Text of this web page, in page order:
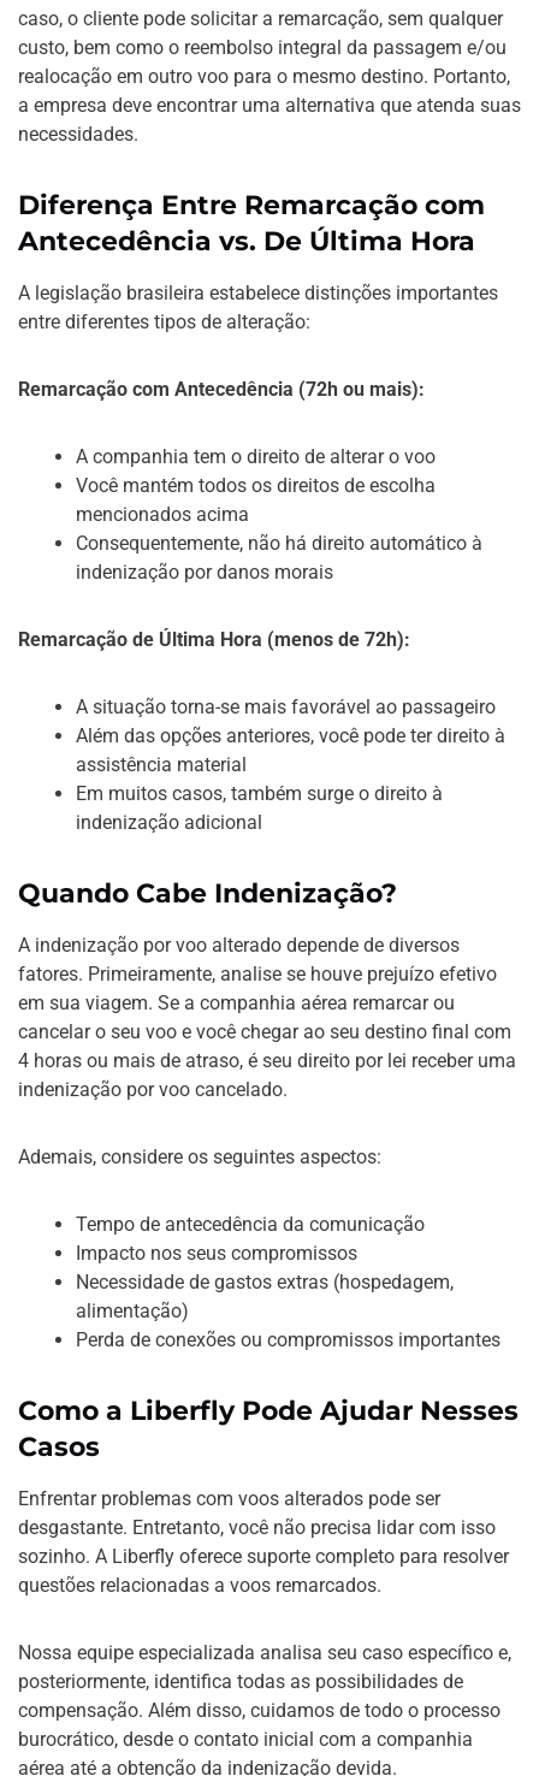
caso, o cliente pode solicitar a remarcação, sem qualquer
custo, bem como o reembolso integral da passagem e/ou
realocação em outro voo para o mesmo destino. Portanto,
a empresa deve encontrar uma alternativa que atenda suas
necessidades.
Diferença Entre Remarcação com
Antecedência vs. De Última Hora
A legislação brasileira estabelece distinções importantes
entre diferentes tipos de alteração:
Remarcação com Antecedência (72h ou mais):
A companhia tem o direito de alterar o voo
Você mantém todos os direitos de escolha
mencionados acima
Consequentemente, não há direito automático à
indenização por danos morais
Remarcação de Última Hora (menos de 72h):
A situação torna-se mais favorável ao passageiro
Além das opções anteriores, você pode ter direito à
assistência material
Em muitos casos, também surge o direito à
indenização adicional
Quando Cabe Indenização?
A indenização por voo alterado depende de diversos
fatores. Primeiramente, analise se houve prejuízo efetivo
em sua viagem. Se a companhia aérea remarcar ou
cancelar o seu voo e você chegar ao seu destino final com
4 horas ou mais de atraso, é seu direito por lei receber uma
indenização por voo cancelado.
Ademais, considere os seguintes aspectos:
Tempo de antecedência da comunicação
Impacto nos seus compromissos
Necessidade de gastos extras (hospedagem,
alimentação)
Perda de conexões ou compromissos importantes
Como a Liberfly Pode Ajudar Nesses
Casos
Enfrentar problemas com voos alterados pode ser
desgastante. Entretanto, você não precisa lidar com isso
sozinho. A Liberfly oferece suporte completo para resolver
questões relacionadas a voos remarcados.
Nossa equipe especializada analisa seu caso específico e,
posteriormente, identifica todas as possibilidades de
compensação. Além disso, cuidamos de todo o processo
burocrático, desde o contato inicial com a companhia
aérea até a obtenção da indenização devida.